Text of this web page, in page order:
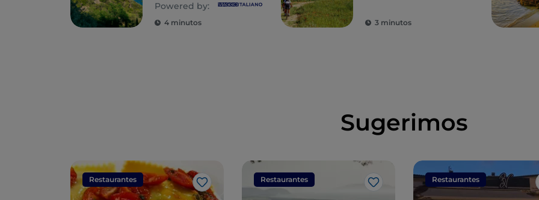
Powered by:
4 minutos
vinhos e águas
3 minutos
Sugerimos
Restaurantes
Gosto
Restaurantes
Gosto
Restaurantes